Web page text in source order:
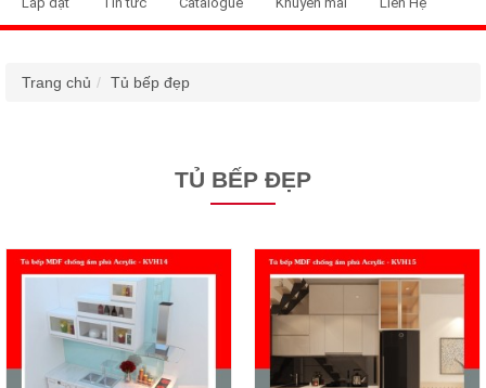
Trang chủ Tủ bếp đẹp
TỦ BẾP ĐẸP